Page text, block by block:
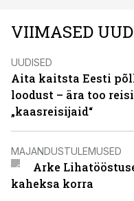
VIIMASED
UUDISED
Aita kaitsta Eesti
loodust – ära too
„kaasreisijaid“
MAJANDUSTULEMUSED
Arke
kaheksa korra